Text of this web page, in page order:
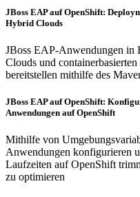
JBoss EAP auf OpenShift:
Hybrid Clouds
JBoss EAP-Anwendungen in
Clouds und
bereitstellen mithilfe des
JBoss EAP auf OpenShift:
Anwendungen auf OpenShift
Mithilfe von
Anwendungen konfigurieren
Laufzeiten auf OpenShift
zu optimieren